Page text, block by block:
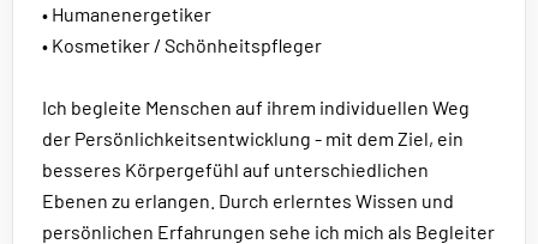
• Humanenergetiker
• Kosmetiker / Schönheitspfleger
Ich begleite Menschen auf ihrem individuellen Weg
der Persönlichkeitsentwicklung - mit dem Ziel, ein
besseres Körpergefühl auf unterschiedlichen
Ebenen zu erlangen. Durch erlerntes Wissen und
persönlichen Erfahrungen sehe ich mich als Begleiter